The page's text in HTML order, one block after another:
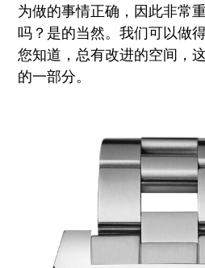
为做的事情正确，因此非常
吗？是的当然。我们可以做
您知道，总有改进的空间，
的一部分。